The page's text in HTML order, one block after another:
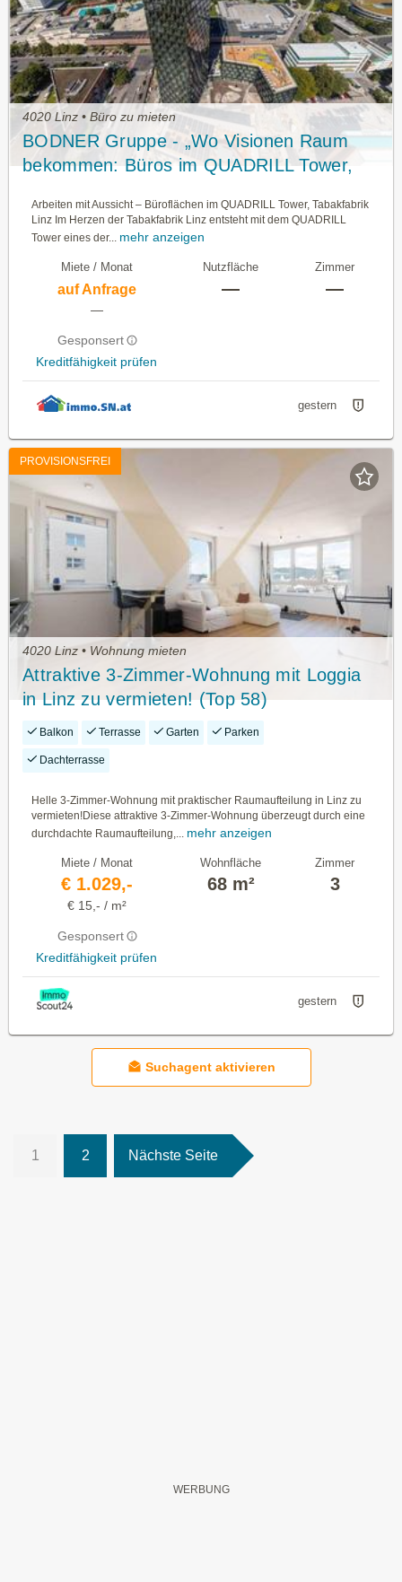
4020 Linz • Büro zu mieten
BODNER Gruppe - „Wo Visionen Raum
bekommen: Büros im QUADRILL Tower,
Arbeiten mit Aussicht – Büroflächen im QUADRILL Tower, Tabakfabrik
Linz Im Herzen der Tabakfabrik Linz entsteht mit dem QUADRILL
Tower eines der... mehr anzeigen
Miete / Monat
auf Anfrage
—
Gesponsert
Kreditfähigkeit prüfen
Nutzfläche
—
Zimmer
—
gestern
PROVISIONSFREI
4020 Linz • Wohnung mieten
Attraktive 3-Zimmer-Wohnung mit Loggia
in Linz zu vermieten! (Top 58)
Balkon Terrasse Garten Parken
Dachterrasse
Helle 3-Zimmer-Wohnung mit praktischer Raumaufteilung in Linz zu
vermieten!Diese attraktive 3-Zimmer-Wohnung überzeugt durch eine
durchdachte Raumaufteilung,...
mehr anzeigen
Miete / Monat
€ 1.029,-
€ 15,- / m²
Gesponsert
Kreditfähigkeit prüfen
Wohnfläche
68 m²
Zimmer
3
gestern
Suchagent aktivieren
1 2 Nächste Seite